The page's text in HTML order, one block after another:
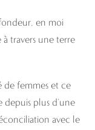
en moi
travers une terre
de femmes et ce
plus d’une
avec le